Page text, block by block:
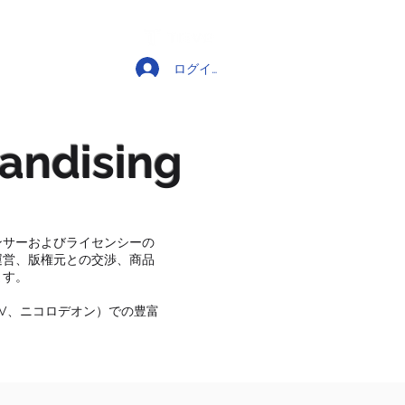
ログイン
ーおよびライセンシーの
、版権元との交渉、商品
。
、ニコロデオン）での豊富